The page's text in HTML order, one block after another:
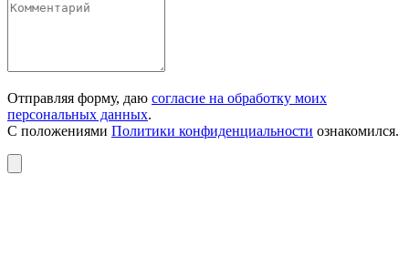
Отправляя форму, даю согласие на обработку моих
персональных данных.
С положениями Политики конфиденциальности ознакомился.